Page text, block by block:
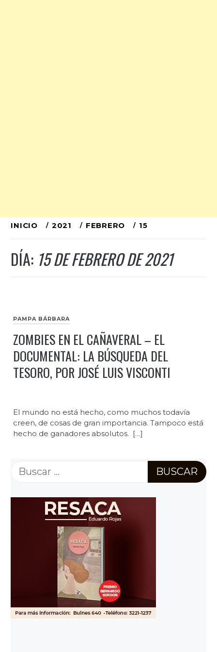
Ir
contenido
INICIO 2021 FEBRERO 15
DÍA: 15 DE FEBRERO DE 2021
PAMPA BÁRBARA
ZOMBIES EN EL CAÑAVERAL – EL
DOCUMENTAL: LA BÚSQUEDA DEL
TESORO, POR JOSÉ LUIS VISCONTI
El mundo no está hecho, como muchos todavía
creen, de cosas de gran importancia. Tampoco está
hecho de ganadores absolutos. […]
Buscar: